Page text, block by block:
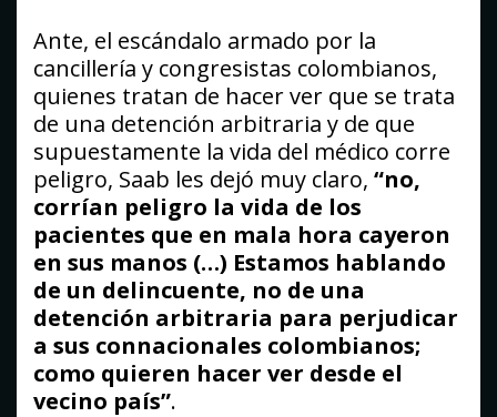
Ante, el escándalo armado por la
cancillería y congresistas colombianos,
quienes tratan de hacer ver que se trata
de una detención arbitraria y de que
supuestamente la vida del médico corre
peligro, Saab les dejó muy claro, “no,
corrían peligro la vida de los
pacientes que en mala hora cayeron
en sus manos (…) Estamos hablando
de un delincuente, no de una
detención arbitraria para perjudicar
a sus connacionales colombianos;
como quieren hacer ver desde el
vecino país”.